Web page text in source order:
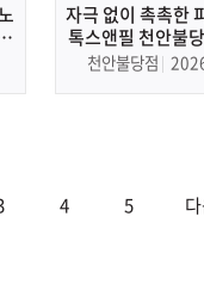
자극 없이 촉촉한
톡스앤필 천안불
부과, 피부
천안불당점
4 5